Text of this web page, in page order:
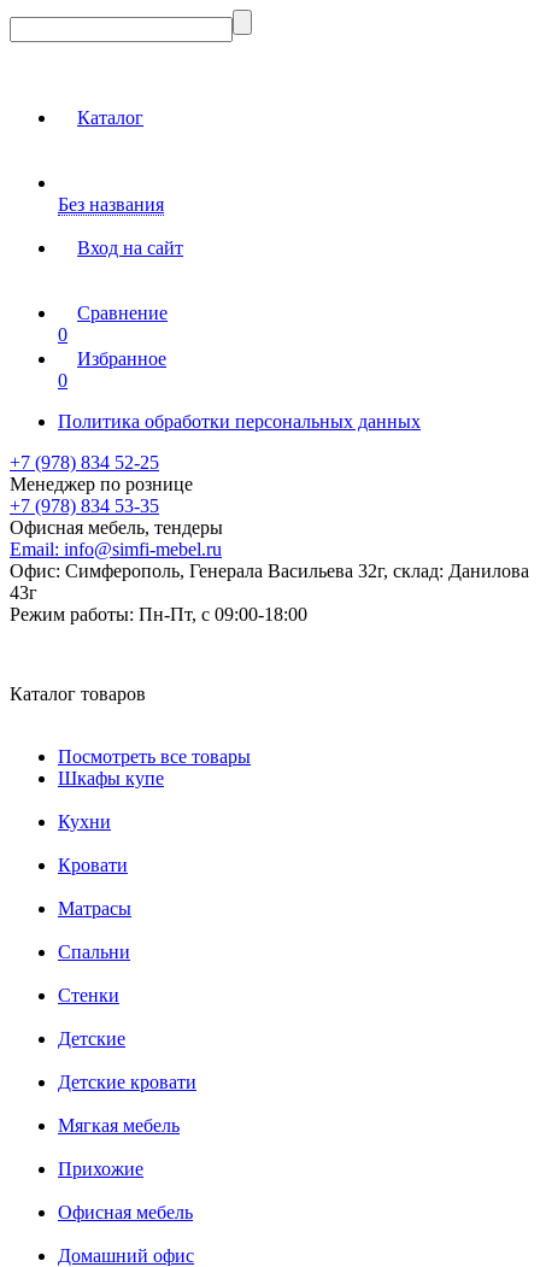
Каталог
Без названия
Вход на сайт
Сравнение
0
Избранное
0
Политика обработки персональных данных
+7 (978) 834 52-25
Менеджер по рознице
+7 (978) 834 53-35
Офисная мебель, тендеры
Email: info@simfi-mebel.ru
Офис: Симферополь, Генерала Васильева 32г, склад: Данилова
43г
Режим работы: Пн-Пт, с 09:00-18:00
Каталог товаров
Посмотреть все товары
Шкафы купе
Кухни
Кровати
Матрасы
Cпальни
Стенки
Детские
Детские кровати
Мягкая мебель
Прихожие
Офисная мебель
Домашний офис